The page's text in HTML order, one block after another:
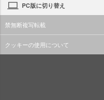
PC版に切り替え
禁無断複写転載
クッキーの使用について